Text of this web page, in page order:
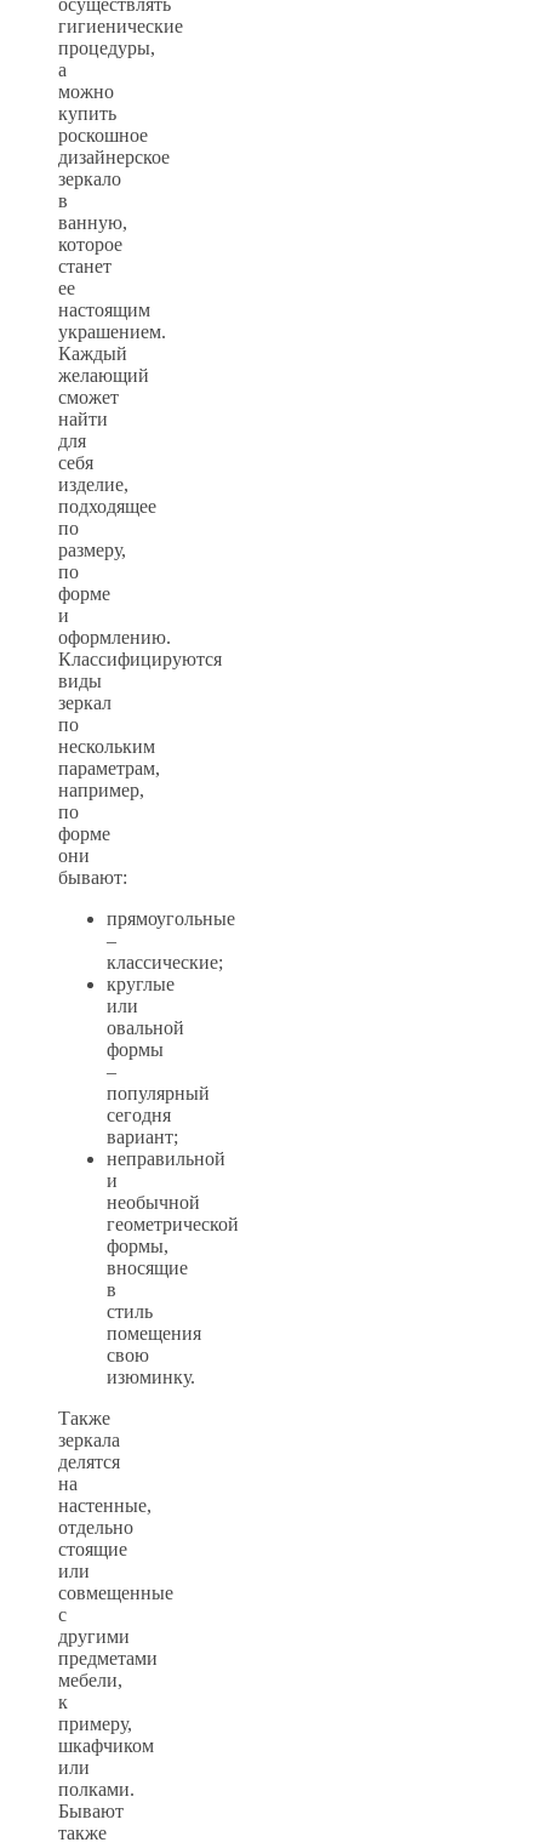
гигиенические
процедуры,
а
можно
купить
роскошное
дизайнерское
зеркало
в
ванную,
которое
станет
ее
настоящим
украшением.
Каждый
желающий
сможет
найти
для
себя
изделие,
подходящее
по
размеру,
по
форме
и
оформлению.
Классифицируются
виды
зеркал
по
нескольким
параметрам,
например,
по
форме
они
бывают:
прямоугольные
–
классические;
круглые
или
овальной
формы
–
популярный
сегодня
вариант;
неправильной
и
необычной
геометрической
формы,
вносящие
в
стиль
помещения
свою
изюминку.
Также
зеркала
делятся
на
настенные,
отдельно
стоящие
или
совмещенные
с
другими
предметами
мебели,
к
примеру,
шкафчиком
или
полками.
Бывают
также